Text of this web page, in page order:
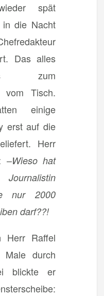
spät
die Nacht
Das alles
zum
vom Tisch.
einige
erst auf die
Herr
–Wieso hat
nur 2000
darf??!
Herr Raffel
Male durch
blickte er